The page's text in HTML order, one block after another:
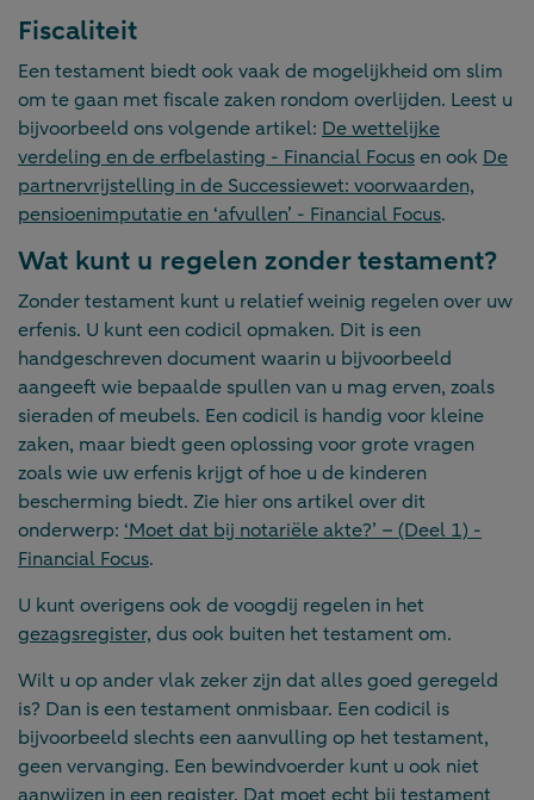
Fiscaliteit
Een testament biedt ook vaak de mogelijkheid om slim
om te gaan met fiscale zaken rondom overlijden. Leest u
bijvoorbeeld ons volgende artikel: De wettelijke
verdeling en de erfbelasting - Financial Focusen ook De
partnervrijstelling in de Successiewet: voorwaarden,
pensioenimputatie en ‘afvullen’ - Financial Focus.
Wat kunt u regelen zonder testament?
Zonder testament kunt u relatief weinig regelen over uw
erfenis. U kunt een codicil opmaken. Dit is een
handgeschreven document waarin u bijvoorbeeld
aangeeft wie bepaalde spullen van u mag erven, zoals
sieraden of meubels. Een codicil is handig voor kleine
zaken, maar biedt geen oplossing voor grote vragen
zoals wie uw erfenis krijgt of hoe u de kinderen
bescherming biedt. Zie hier ons artikel over dit
onderwerp: ‘Moet dat bij notariële akte?’ – (Deel 1) -
Financial Focus.
U kunt overigens ook de voogdij regelen in het
gezagsregister, dus ook buiten het testament om.
Wilt u op ander vlak zeker zijn dat alles goed geregeld
is? Dan is een testament onmisbaar. Een codicil is
bijvoorbeeld slechts een aanvulling op het testament,
geen vervanging. Een bewindvoerder kunt u ook niet